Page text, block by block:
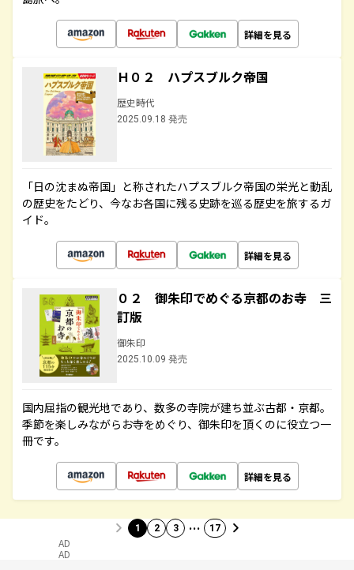
詳細を見る
Ｈ０２ ハプスブルク帝国
歴史時代
2025.09.18 発売
「日の沈まぬ帝国」と称されたハプスブルク帝国の栄光と動乱
の歴史をたどり、今なお各国に残る史跡を巡る歴史を旅するガ
イド。
詳細を見る
０２ 御朱印でめぐる京都のお寺 三
訂版
御朱印
2025.10.09 発売
国内屈指の観光地であり、数多の寺院が建ち並ぶ古都・京都。
季節を楽しみながらお寺をめぐり、御朱印を頂くのに役立つ一
冊です。
詳細を見る
1 2 3 … 17
AD
AD